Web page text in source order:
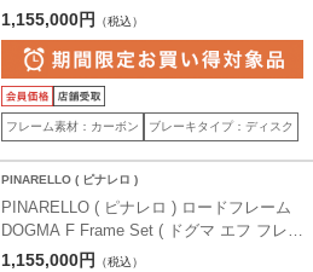
ムセット ) H101 ルクスター グレー マット
1,155,000円 （税込）
フレーム素材：カーボン ブレーキタイプ：ディスク
PINARELLO ( ピナレロ )
PINARELLO ( ピナレロ ) ロードフレーム
DOGMA F Frame Set ( ドグマ エフ フレー
ムセット ) H102 ルクスター アンバー 51.5
1,155,000円 （税込）